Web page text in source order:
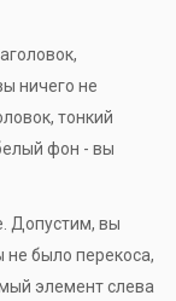
ничего не
тонкий
фон - вы
Допустим, вы
было перекоса,
элемент слева